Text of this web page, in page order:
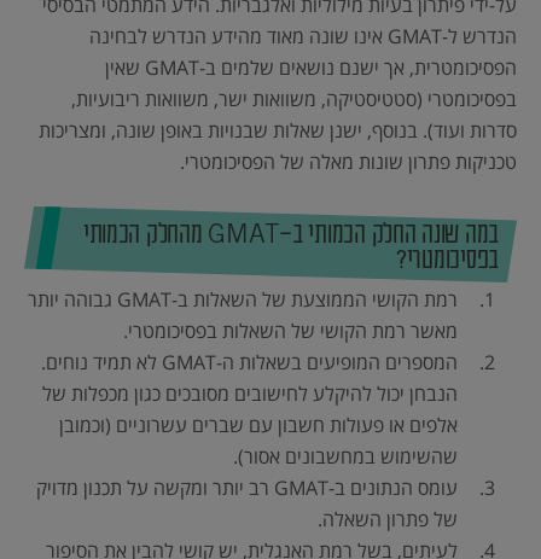
הנדרש ל-GMAT אינו שונה מאוד מהידע הנדרש לבחינה
הפסיכומטרית, אך ישנם נושאים שלמים ב-GMAT שאין
בפסיכומטרי (סטטיסטיקה, משוואות ישר, משוואות ריבועיות,
סדרות ועוד). בנוסף, ישנן שאלות שבנויות באופן שונה, ומצריכות
טכניקות פתרון שונות מאלה של הפסיכומטרי.
במה שונה החלק הכמותי ב-GMAT מהחלק הכמותי
בפסיכומטרי?
רמת הקושי הממוצעת של השאלות ב-GMAT גבוהה יותר
מאשר רמת הקושי של השאלות בפסיכומטרי.
המספרים המופיעים בשאלות ה-GMAT לא תמיד נוחים.
הנבחן יכול להיקלע לחישובים מסובכים כגון מכפלות של
אלפים או פעולות חשבון עם שברים עשרוניים (וכמובן
שהשימוש במחשבונים אסור).
עומס הנתונים ב-GMAT רב יותר ומקשה על תכנון מדויק
של פתרון השאלה.
לעיתים, בשל רמת האנגלית, יש קושי להבין את הסיפור